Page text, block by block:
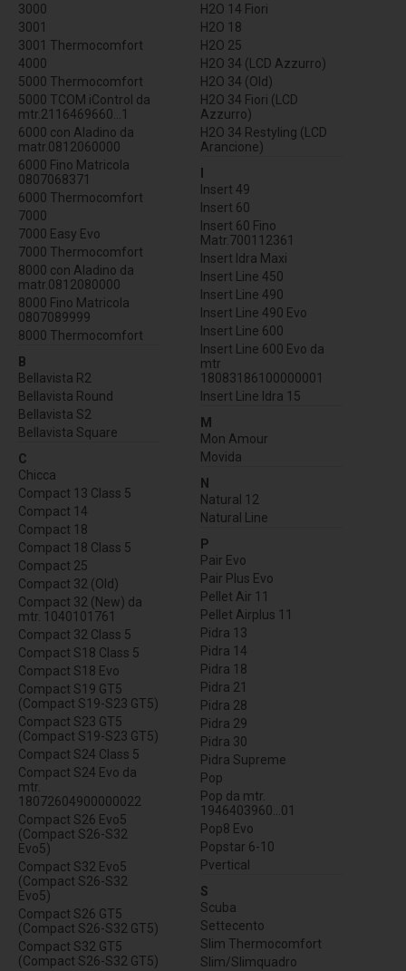
3000
3001
3001 Thermocomfort
4000
5000 Thermocomfort
5000 TCOM iControl da
mtr.2116469660...1
6000 con Aladino da
matr.0812060000
6000 Fino Matricola
0807068371
6000 Thermocomfort
7000
7000 Easy Evo
7000 Thermocomfort
8000 con Aladino da
matr.0812080000
8000 Fino Matricola
0807089999
8000 Thermocomfort
B
Bellavista R2
Bellavista Round
Bellavista S2
Bellavista Square
C
Chicca
Compact 13 Class 5
Compact 14
Compact 18
Compact 18 Class 5
Compact 25
Compact 32 (Old)
Compact 32 (New) da
mtr. 1040101761
Compact 32 Class 5
Compact S18 Class 5
Compact S18 Evo
Compact S19 GT5
(Compact S19-S23 GT5)
Compact S23 GT5
(Compact S19-S23 GT5)
Compact S24 Class 5
Compact S24 Evo da
mtr.
18072604900000022
Compact S26 Evo5
(Compact S26-S32
Evo5)
Compact S32 Evo5
(Compact S26-S32
Evo5)
Compact S26 GT5
(Compact S26-S32 GT5)
Compact S32 GT5
(Compact S26-S32 GT5)
H2O 14 Fiori
H2O 18
H2O 25
H2O 34 (LCD Azzurro)
H2O 34 (Old)
H2O 34 Fiori (LCD
Azzurro)
H2O 34 Restyling (LCD
Arancione)
Insert 49
Insert 60
Insert 60 Fino
Matr.700112361
Insert Idra Maxi
Insert Line 450
Insert Line 490
Insert Line 490 Evo
Insert Line 600
Insert Line 600 Evo da
mtr
18083186100000001
Insert Line Idra 15
M
Mon Amour
Movida
N
Natural 12
Natural Line
P
Pair Evo
Pair Plus Evo
Pellet Air 11
Pellet Airplus 11
Pidra 13
Pidra 14
Pidra 18
Pidra 21
Pidra 28
Pidra 29
Pidra 30
Pidra Supreme
Pop
Pop da mtr.
1946403960...01
Pop8 Evo
Popstar 6-10
Pvertical
S
Scuba
Settecento
Slim Thermocomfort
Slim/Slimquadro